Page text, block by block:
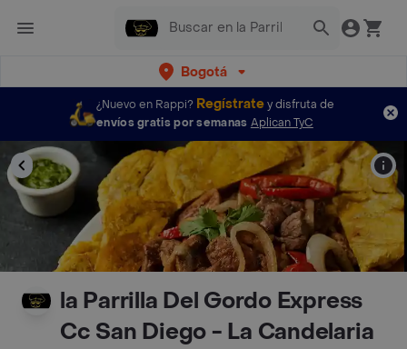
Bogotá
¿Nuevo en Rappi? Regístratey disfruta de
envíos gratis por semanas Aplican TyC
la Parrilla Del Gordo Express
Cc San Diego - La Candelaria